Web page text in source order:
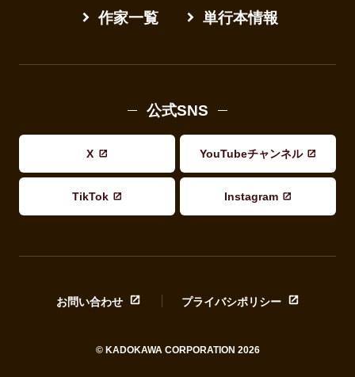
作家一覧 単行本情報
公式SNS
X YouTubeチャンネル
TikTok Instagram
お問い合わせ プライバシポリシー
© KADOKAWA CORPORATION 2026